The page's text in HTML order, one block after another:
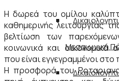
Μεσαιωνική
Η δωρεά του ομίλου
καθημερινής λειτουργίας
βελτίωση των
κοινωνικά και οικονομικά
που είναι εγγεγραμμένοι
Η προσφορά του